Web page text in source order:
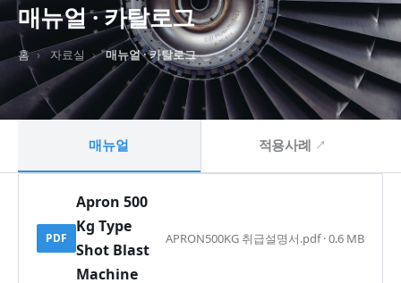
매뉴얼 · 카탈로그
홈 자료실 매뉴얼 · 카탈로그
매뉴얼 적용사례 ↗
PDF
Apron 500
Kg Type
Shot Blast
Machine
APRON500KG 취급설명서.pdf · 0.6 MB